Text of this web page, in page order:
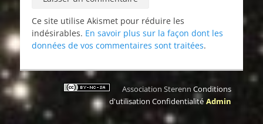
Ce site utilise Akismet pour réduire les
indésirables. En savoir plus sur la façon dont les
données de vos commentaires sont traitées.
Association Sterenn Conditions
d'utilisation Confidentialité Admin